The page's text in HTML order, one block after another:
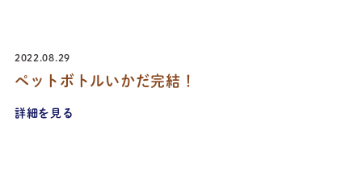
2022.08.29
ペットボトルいかだ完結！
詳細を見る